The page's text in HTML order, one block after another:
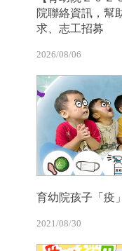
院聯絡資訊，幫
求、志工招募
2026/08/06
育幼院孩子「疫
2021/08/30